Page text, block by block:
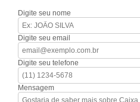
Digite seu nome
Digite seu email
Digite seu telefone
Mensagem